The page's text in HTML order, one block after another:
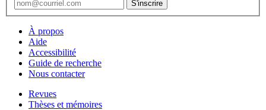
À propos
Aide
Accessibilité
Guide de recherche
Nous contacter
Revues
Thèses et mémoires